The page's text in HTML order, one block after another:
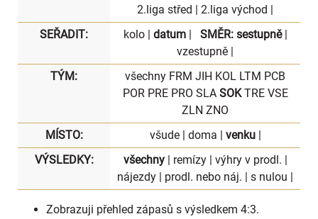
2.liga střed | 2.liga východ |
SEŘADIT:
kolo| datum| SMĚR: sestupně|
vzestupně |
TÝM:
všechny FRM JIH KOL LTM PCB
POR PRE PRO SLA SOK TRE VSE
ZLN ZNO
MÍSTO:
všude| doma | venku|
VÝSLEDKY:
všechny| remízy| výhry v prodl. |
nájezdy | prodl. nebo náj. | s nulou |
Zobrazuji přehled zápasů s výsledkem 4:3.